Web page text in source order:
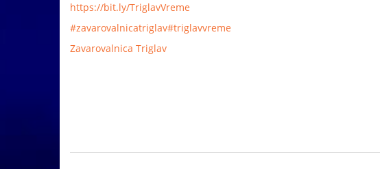
https://bit.ly/TriglavVreme
#zavarovalnicatriglav#triglavvreme
Zavarovalnica Triglav